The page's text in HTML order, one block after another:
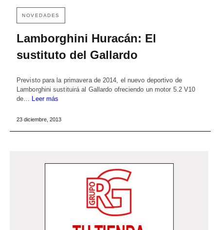
NOVEDADES
Lamborghini Huracán: El
sustituto del Gallardo
Previsto para la primavera de 2014, el nuevo deportivo de
Lamborghini sustituirá al Gallardo ofreciendo un motor 5.2 V10
de… Leer más
23 diciembre, 2013